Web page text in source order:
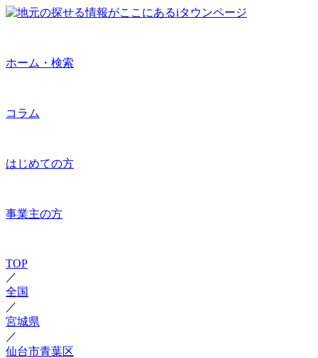
ホーム・検索
コラム
はじめての方
事業主の方
TOP
／
全国
／
宮城県
／
仙台市青葉区